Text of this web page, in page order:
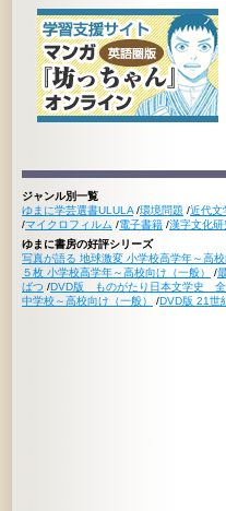
ジャンル別一覧
ゆまに学芸選書ULULA /環境問題 /近代文
/マイクロフィルム /電子書籍 /漢字文化研
ゆまに書房の好評シリーズ
写真が語る 地球激変 小学校高学年～高校
５枚 小学校高学年～高校向け（一般）
/
ばつ /DVD版 ものがたり日本文学史 全
中学校～高校向け（一般）
/DVD版 21世